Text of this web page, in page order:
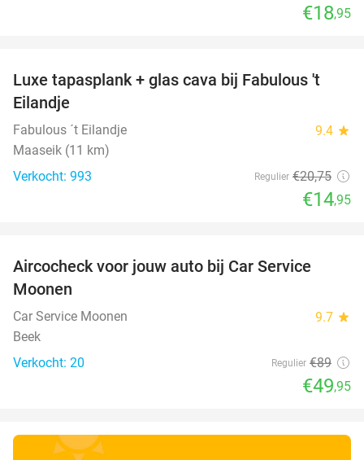
€18,95
28%
Luxe tapasplank + glas cava bij Fabulous 't
Eilandje
Fabulous ´t Eilandje 9.4 star
Maaseik (11 km)
Verkocht: 993
Regulier €20,75
€14,95
Aircocheck voor jouw auto bij Car Service
Moonen
Car Service Moonen 9.7 star
Beek
Verkocht: 20
Regulier €89
€49,95